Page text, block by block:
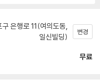
은행로 11(여의도동,
일신빌딩)
변경
무료